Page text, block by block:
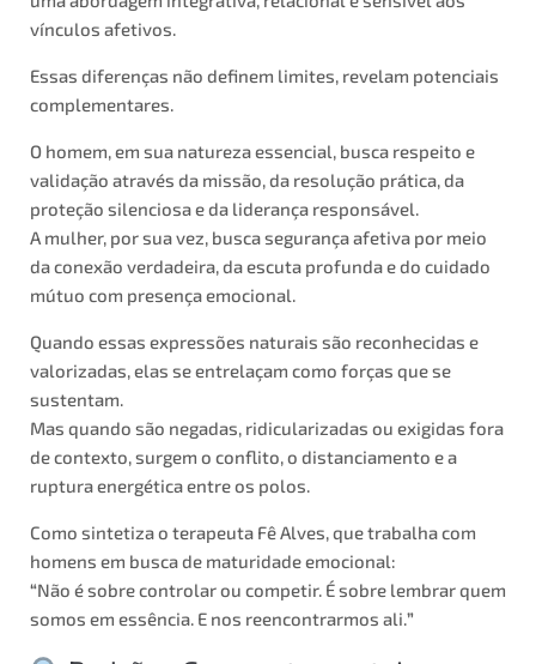
vínculos afetivos.
Essas diferenças não definem limites, revelam potenciais
complementares.
O homem, em sua natureza essencial, busca respeito e
validação através da missão, da resolução prática, da
proteção silenciosa e da liderança responsável.
A mulher, por sua vez, busca segurança afetiva por meio
da conexão verdadeira, da escuta profunda e do cuidado
mútuo com presença emocional.
Quando essas expressões naturais são reconhecidas e
valorizadas, elas se entrelaçam como forças que se
sustentam.
Mas quando são negadas, ridicularizadas ou exigidas fora
de contexto, surgem o conflito, o distanciamento e a
ruptura energética entre os polos.
Como sintetiza o terapeuta Fê Alves, que trabalha com
homens em busca de maturidade emocional:
“Não é sobre controlar ou competir. É sobre lembrar quem
somos em essência. E nos reencontrarmos ali.”